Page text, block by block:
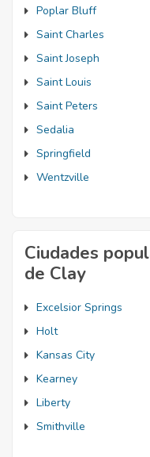
Poplar Bluff
Saint Charles
Saint Joseph
Saint Louis
Saint Peters
Sedalia
Springfield
Wentzville
Ciudades
de Clay
Excelsior Springs
Holt
Kansas City
Kearney
Liberty
Smithville